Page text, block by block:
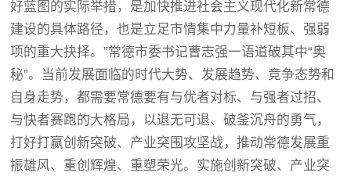
好蓝图的实际举措，是加快推进社会主义现代化新常德
建设的具体路径，也是立足市情集中力量补短板、强弱
项的重大抉择。”常德市委书记曹志强一语道破其中“奥
秘”。当前发展面临的时代大势、发展趋势、竞争态势和
自身走势，都需要常德要有与优者对标、与强者过招、
与快者赛跑的大格局，以退无可退、破釜沉舟的勇气，
打好打赢创新突破、产业突围攻坚战，推动常德发展重
振雄风、重创辉煌、重塑荣光。实施创新突破、产业突